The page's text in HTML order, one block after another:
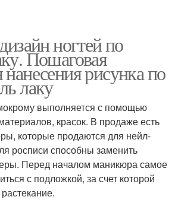
ногтей по
Пошаговая
рисунка по
лаку
выполняется с помощью
красок. В продаже есть
которые продаются для нейл-
росписи способны заменить
Перед началом маникюра самое
с подложкой, за счет которой